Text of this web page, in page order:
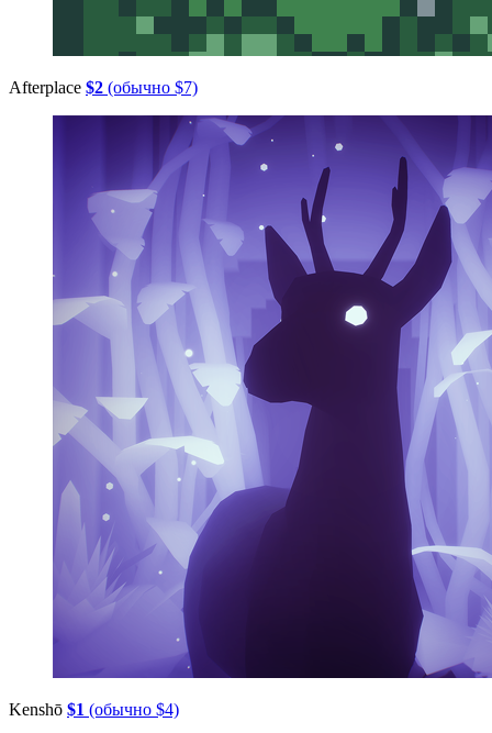
Afterplace $2 (обычно $7)
Kenshō $1 (обычно $4)